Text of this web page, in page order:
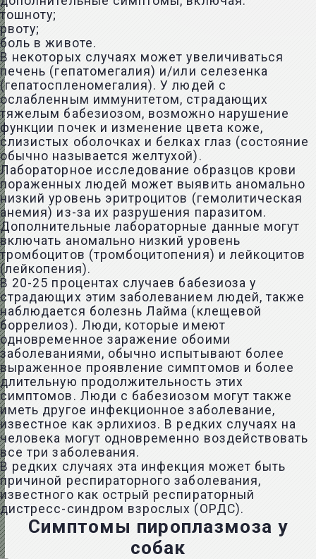
тошноту;
рвоту;
боль в животе.
В некоторых случаях может увеличиваться
печень (гепатомегалия) и/или селезенка
(гепатоспленомегалия). У людей с
ослабленным иммунитетом, страдающих
тяжелым бабезиозом, возможно нарушение
функции почек и изменение цвета коже,
слизистых оболочках и белках глаз (состояние
обычно называется желтухой).
Лабораторное исследование образцов крови
пораженных людей может выявить аномально
низкий уровень эритроцитов (гемолитическая
анемия) из-за их разрушения паразитом.
Дополнительные лабораторные данные могут
включать аномально низкий уровень
тромбоцитов (тромбоцитопения) и лейкоцитов
(лейкопения).
В 20-25 процентах случаев бабезиоза у
страдающих этим заболеванием людей, также
наблюдается болезнь Лайма (клещевой
боррелиоз). Люди, которые имеют
одновременное заражение обоими
заболеваниями, обычно испытывают более
выраженное проявление симптомов и более
длительную продолжительность этих
симптомов. Люди с бабезиозом могут также
иметь другое инфекционное заболевание,
известное как эрлихиоз. В редких случаях на
человека могут одновременно воздействовать
все три заболевания.
В редких случаях эта инфекция может быть
причиной респираторного заболевания,
известного как острый респираторный
дистресс-синдром взрослых (ОРДС).
Симптомы пироплазмоза у
собак